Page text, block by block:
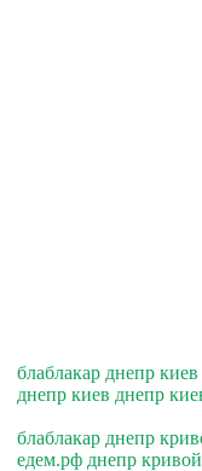
блаблакар днепр
днепр киев днепр
блаблакар днепр
едем.рф днепр